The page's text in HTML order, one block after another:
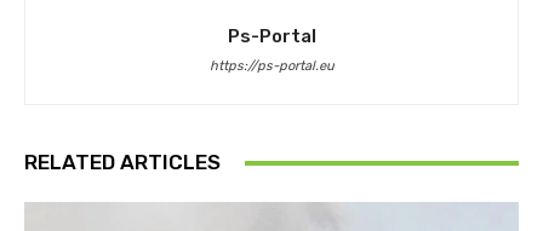
Ps-Portal
https://ps-portal.eu
RELATED ARTICLES